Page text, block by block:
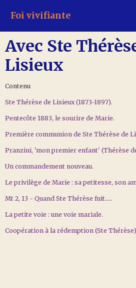
Foi vivifiante
Avec Ste
Lisieux
Contenu
Ste Thérèse de Lisieux (1873-1897).
Pentecôte 1883, le sourire de Marie.
Première communion de Ste Thérèse de
Pranzini, 'mon premier enfant' (Thérèse
Un commandement nouveau.
Le privilège de Marie : sa petitesse, son
Mt 2, 13 - Quand Ste Thérèse fuit…..
La petite voie : une voie mariale.
Coopération à la rédemption (Ste